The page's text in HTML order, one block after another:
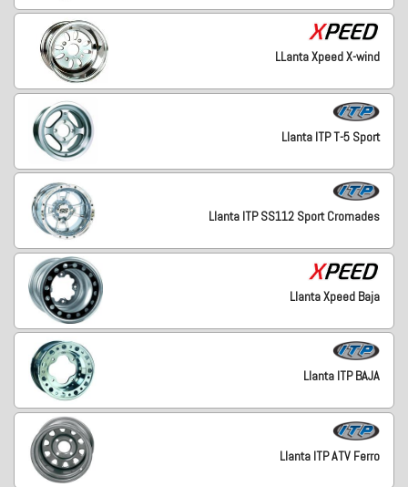
LLanta Xpeed X-wind
Llanta ITP T-5 Sport
Llanta ITP SS112 Sport Cromades
Llanta Xpeed Baja
Llanta ITP BAJA
Llanta ITP ATV Ferro